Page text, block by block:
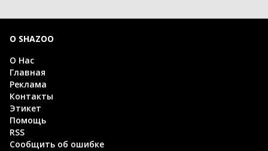
О SHAZOO
О Нас
Главная
Реклама
Контакты
Этикет
Помощь
RSS
Сообщить об ошибке